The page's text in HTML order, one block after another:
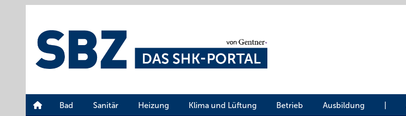
Bad Sanitär Heizung Klima und Lüftung Betrieb Ausbildung